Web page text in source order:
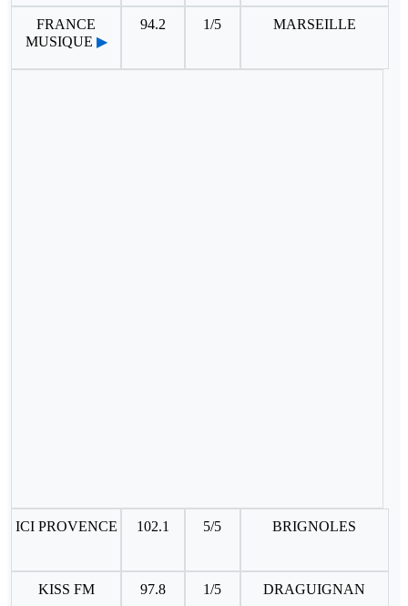
FRANCE
MUSIQUE ▶
94.2 1/5 MARSEILLE
ICI PROVENCE 102.1 5/5 BRIGNOLES
KISS FM 97.8 1/5 DRAGUIGNAN